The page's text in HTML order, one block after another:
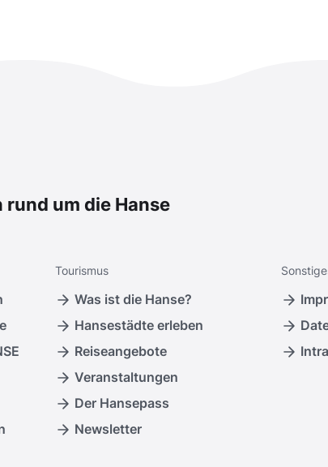
um die Hanse
Tourismus
Was ist die Hanse?
Hansestädte erleben
Reiseangebote
Veranstaltungen
Der Hansepass
Newsletter